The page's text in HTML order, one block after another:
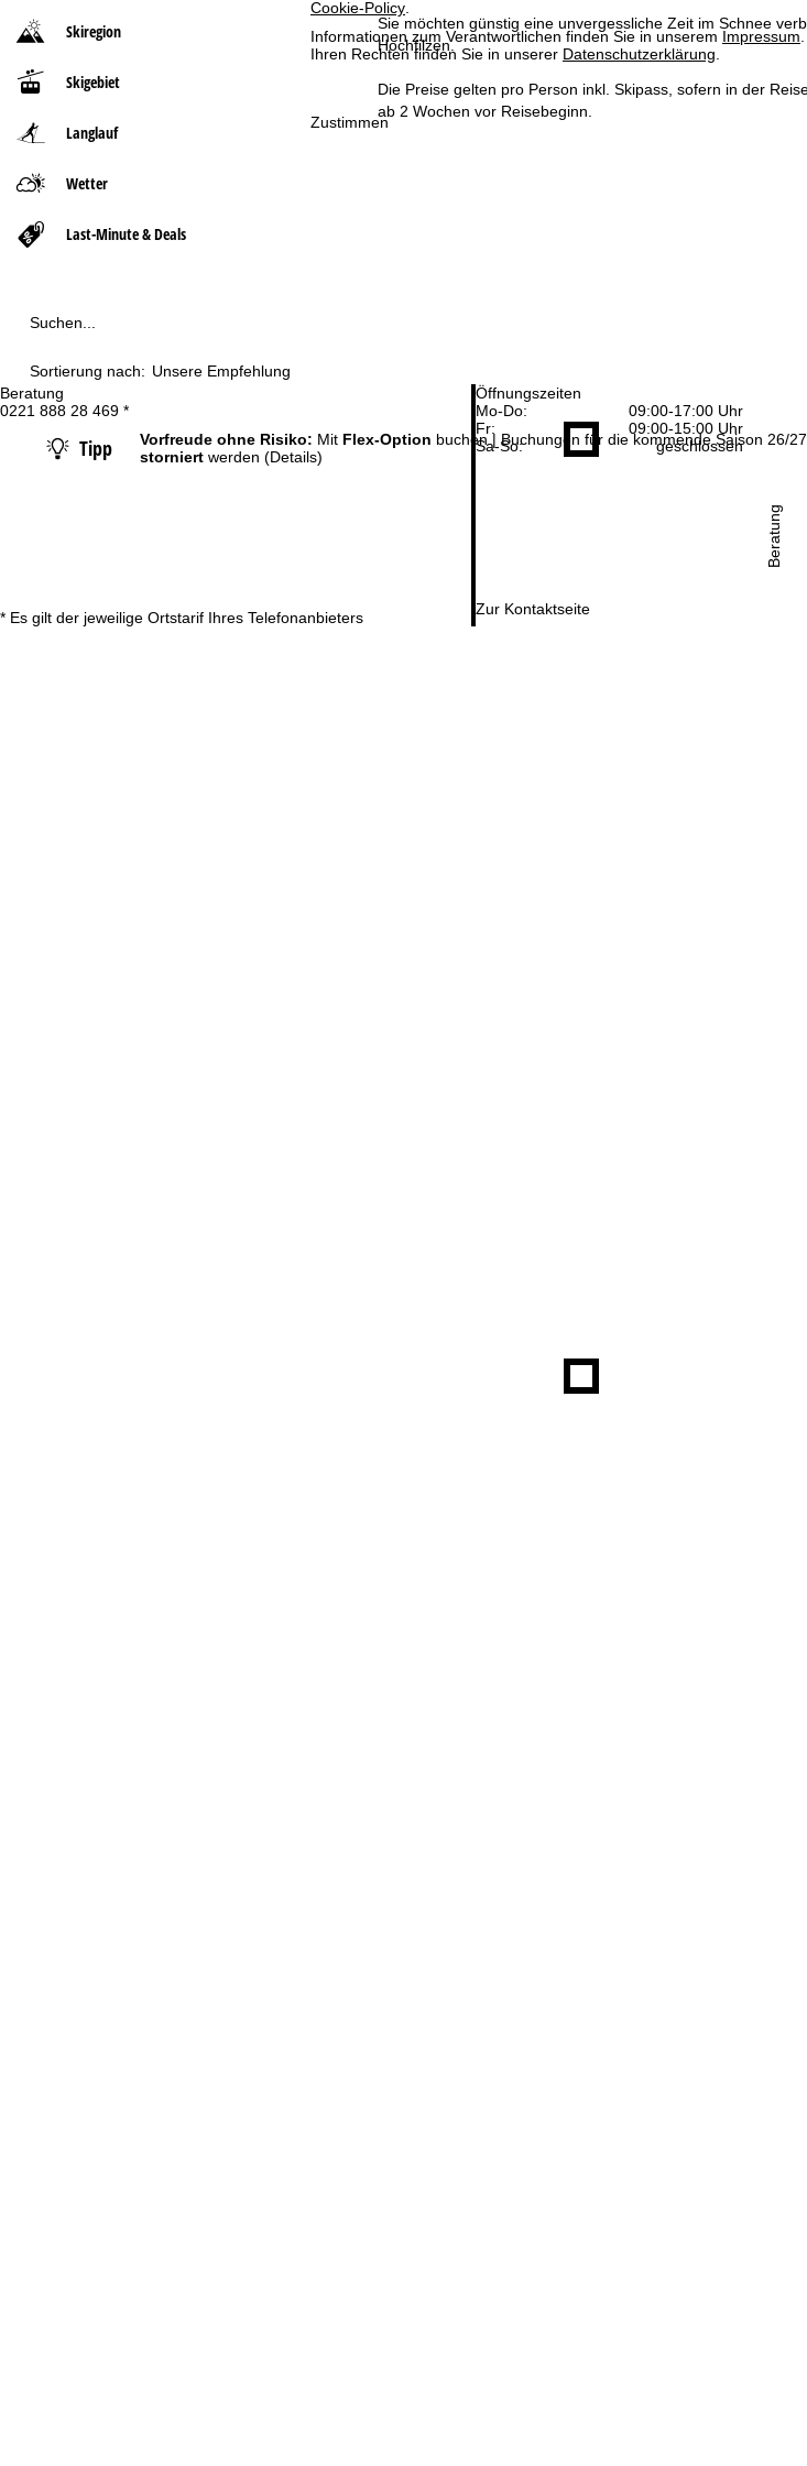
Cookie-Policy.
Informationen zum Verantwortlichen finden Sie in unserem Impressum
Ihren Rechten finden Sie in unserer Datenschutzerklärung.
Zustimmen
Beratung
0221 888 28 469 *
* Es gilt der jeweilige Ortstarif Ihres Telefonanbieters
Öffnungszeiten
Mo-Do:
09:00-17:00 Uhr
Fr:
09:00-15:00 Uhr
Sa-So:
geschlossen
Zur Kontaktseite
Beratung
Skiregion
Skigebiet
Langlauf
Wetter
Last-Minute & Deals
r
t
Sie möchten günstig eine unvergessliche Zeit im Schnee
Hochfilzen.
Die Preise gelten pro Person inkl. Skipass, sofern in der
ab 2 Wochen vor Reisebeginn.
Suchen...
Sortierung nach: Unsere Empfehlung
Tipp Vorfreude ohne Risiko: Mit Flex-Option buchen | Buchungen für die kommende Saison 26/
storniertwerden (Details)